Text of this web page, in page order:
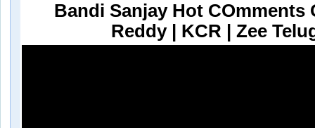
Bandi Sanjay Hot COmments
Reddy | KCR | Zee